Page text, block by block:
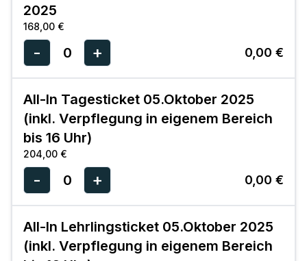
2025
168,00 €
- 0 + 0,00 €
All-In Tagesticket 05.Oktober 2025
(inkl. Verpflegung in eigenem Bereich
bis 16 Uhr)
204,00 €
- 0 + 0,00 €
All-In Lehrlingsticket 05.Oktober 2025
(inkl. Verpflegung in eigenem Bereich